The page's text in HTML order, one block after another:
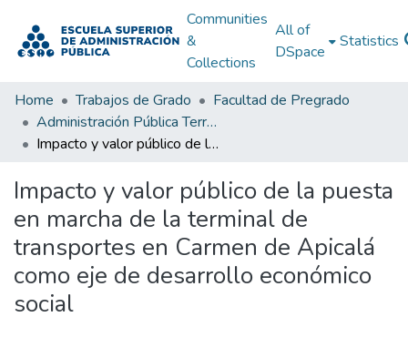
Communities
&
Collections
All of
DSpace
Statistics
Home Trabajos de Grado
Facultad de Pregrado
Administración Pública Territorial (APT)
Impacto y valor público de la puesta en marcha de la terminal de transportes en Carmen de Apicalá como eje de desarrollo económico social
Impacto y valor público de la puesta
en marcha de la terminal de
transportes en Carmen de Apicalá
como eje de desarrollo económico
social